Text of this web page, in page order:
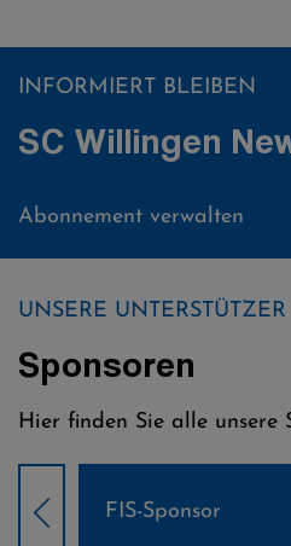
INFORMIERT BLEIBEN
SC Willingen
Abonnement verwalten
UNSERE UNTERSTÜTZER
Sponsoren
Hier finden Sie alle unsere
FIS-Sponsor